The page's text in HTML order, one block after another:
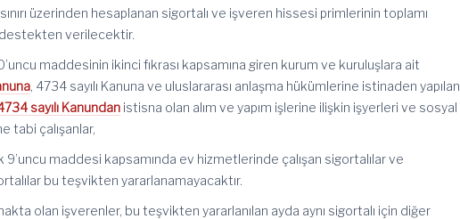
üzerinden hesaplanan sigortalı ve işveren hissesi primlerinin toplamı
verilecektir.
maddesinin ikinci fıkrası kapsamına giren kurum ve kuruluşlara ait
, 4734 sayılı Kanuna ve uluslararası anlaşma hükümlerine istinaden yapılan
sayılı Kanundan istisna olan alım ve yapım işlerine ilişkin işyerleri ve sosyal
tabi çalışanlar,
9’uncu maddesi kapsamında ev hizmetlerinde çalışan sigortalılar ve
bu teşvikten yararlanamayacaktır.
olan işverenler, bu teşvikten yararlanılan ayda aynı sigortalı için diğer